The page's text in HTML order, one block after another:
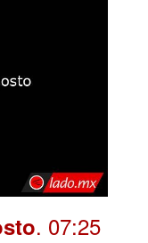
. 07:25